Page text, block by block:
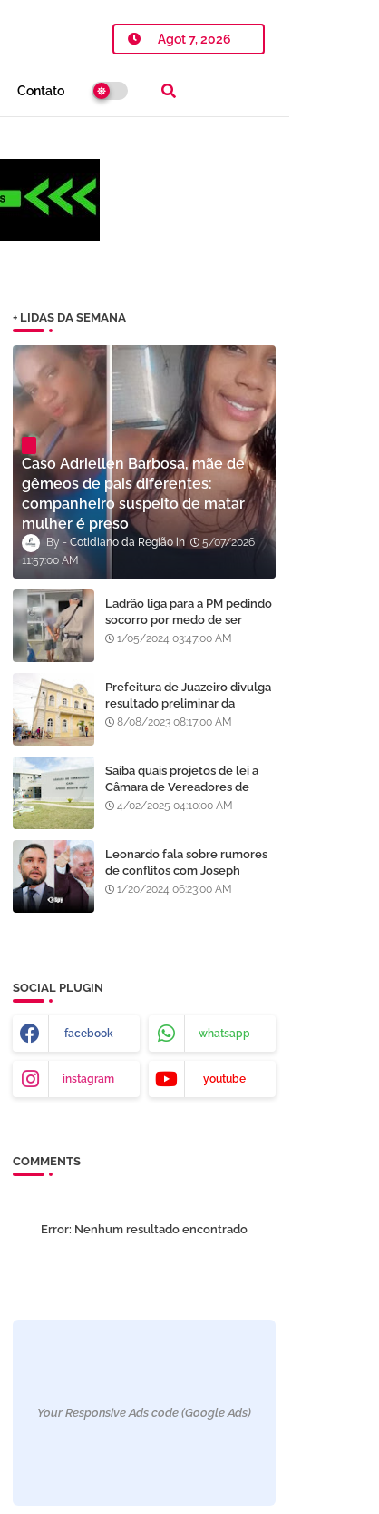
Agot 7, 2026
Contato
+ LIDAS DA SEMANA
Caso Adriellen Barbosa, mãe de
gêmeos de pais diferentes:
companheiro suspeito de matar
mulher é preso
Cotidiano da Região
5/07/2026
11:57:00 AM
Ladrão liga para a PM pedindo
socorro por medo de ser
assassinado por moradores
1/05/2024 03:47:00 AM
Prefeitura de Juazeiro divulga
resultado preliminar da
análise de currículos do
8/08/2023 08:17:00 AM
Saiba quais projetos de lei a
Câmara de Vereadores de
Juazeiro aprovou
4/02/2025 04:10:00 AM
Leonardo fala sobre rumores
de conflitos com Joseph
Bandeira: "Não há arranhão!
1/20/2024 06:23:00 AM
SOCIAL PLUGIN
facebook whatsapp
instagram youtube
COMMENTS
Error: Nenhum resultado encontrado
Your Responsive Ads code (Google Ads)